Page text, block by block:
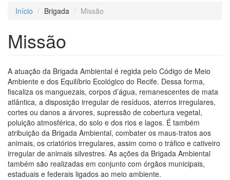
Início Brigada Missão
Missão
A atuação da Brigada Ambiental é regida pelo Código de Meio
Ambiente e dos Equilíbrio Ecológico do Recife. Dessa forma,
fiscaliza os manguezais, corpos d’água, remanescentes de mata
atlântica, a disposição irregular de resíduos, aterros irregulares,
cortes ou danos a árvores, supressão de cobertura vegetal,
poluição atmosférica, do solo e dos rios e lagos. É também
atribuição da Brigada Ambiental, combater os maus-tratos aos
animais, os criatórios irregulares, assim como o tráfico e cativeiro
irregular de animais silvestres. As ações da Brigada Ambiental
também são realizadas em conjunto com órgãos municipais,
estaduais e federais ligados ao meio ambiente.